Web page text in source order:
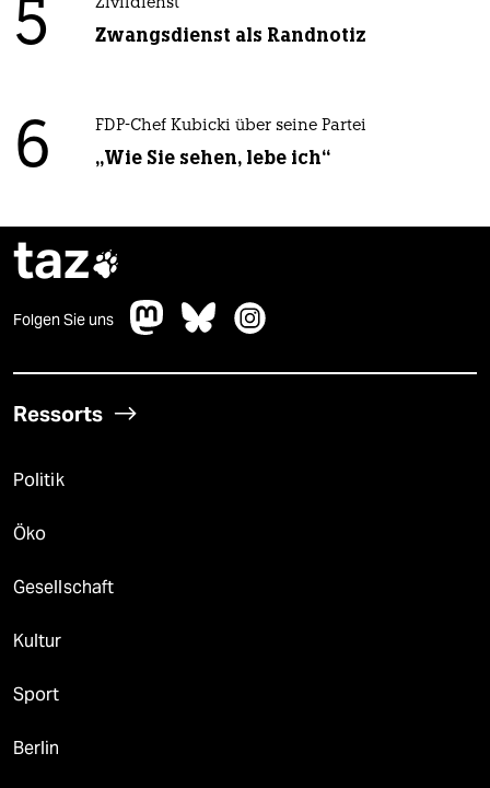
5 Zivildienst
Zwangsdienst als Randnotiz
6 FDP-Chef Kubicki über seine Partei
„Wie Sie sehen, lebe ich“
taz
Folgen Sie uns
Ressorts
Politik
Öko
Gesellschaft
Kultur
Sport
Berlin